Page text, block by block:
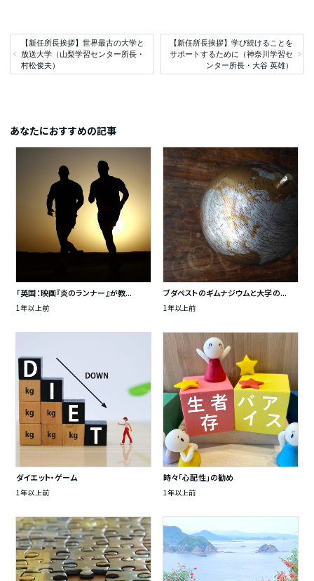
【新任所長挨拶】世界最古の大学と
放送大学（山梨学習センター所長・
村松俊夫）
【新任所長挨拶】学び続けることを
サポートするために（神奈川学習セ
ンター所長・大谷 英雄）
あなたにおすすめの記事
「英国：映画『炎のランナー』が教...
1年以上前
ブダペストのギムナジウムと大学の...
1年以上前
ダイエット・ゲーム
1年以上前
時々「心配性」の勧め
1年以上前